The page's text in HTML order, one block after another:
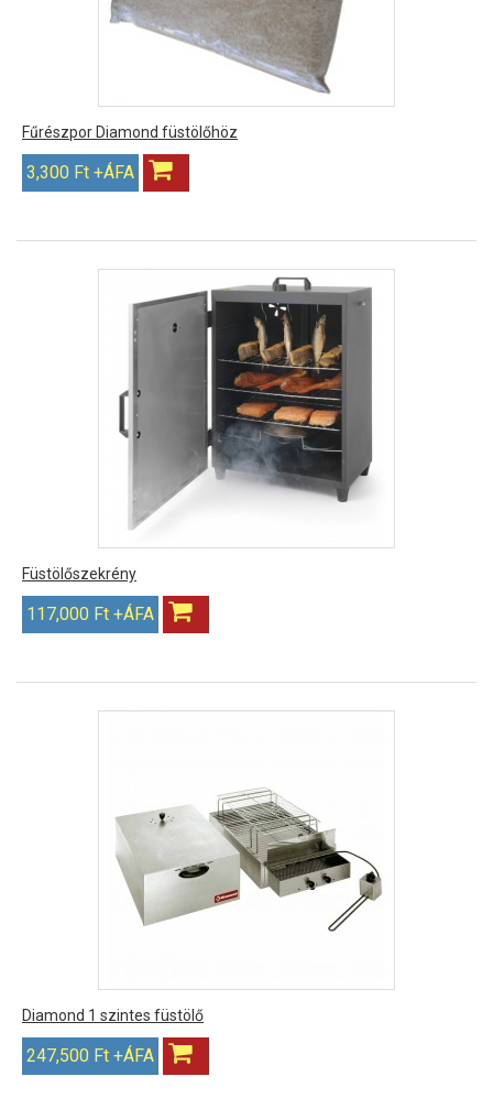
Fűrészpor Diamond füstölőhöz
3,300 Ft +ÁFA
Füstölőszekrény
117,000 Ft +ÁFA
Diamond 1 szintes füstölő
247,500 Ft +ÁFA